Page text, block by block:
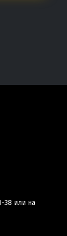
38 или на